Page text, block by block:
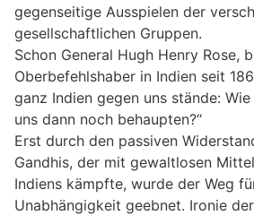
gegenseitige Ausspielen der
gesellschaftlichen Gruppen.
Schon General Hugh Henry Rose,
Oberbefehlshaber in Indien seit
ganz Indien gegen uns stände:
uns dann noch behaupten?“
Erst durch den passiven
Gandhis, der mit gewaltlosen
Indiens kämpfte, wurde der Weg
Unabhängigkeit geebnet. Ironie